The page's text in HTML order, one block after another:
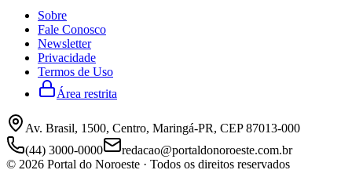
Sobre
Fale Conosco
Newsletter
Privacidade
Termos de Uso
Área restrita
Av. Brasil, 1500, Centro, Maringá-PR, CEP 87013-000
(44) 3000-0000
redacao@portaldonoroeste.com.br
© 2026 Portal do Noroeste · Todos os direitos reservados